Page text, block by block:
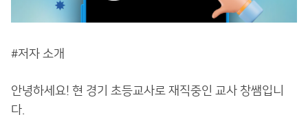
#저자 소개
안녕하세요! 현 경기 초등교사로 재직중인 교사 창쌤입니
다.